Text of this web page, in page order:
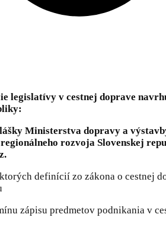
legislatívy v cestnej doprave
Ministerstva dopravy a
rozvoja Slovenskej
definícií zo zákona o cestnej
zápisu predmetov podnikania v